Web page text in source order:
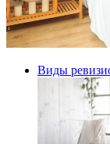
Виды